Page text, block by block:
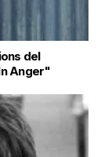
del
Anger"